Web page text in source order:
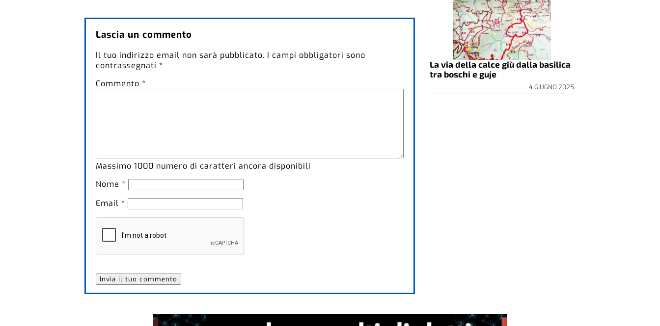
Lascia un commento
Il tuo indirizzo email non sarà pubblicato. I campi obbligatori sono
contrassegnati *
Commento *
Massimo 1000 numero di caratteri ancora disponibili
Nome *
Email *
La via della calce giù dalla basilica
tra boschi e guje
4 GIUGNO 2025